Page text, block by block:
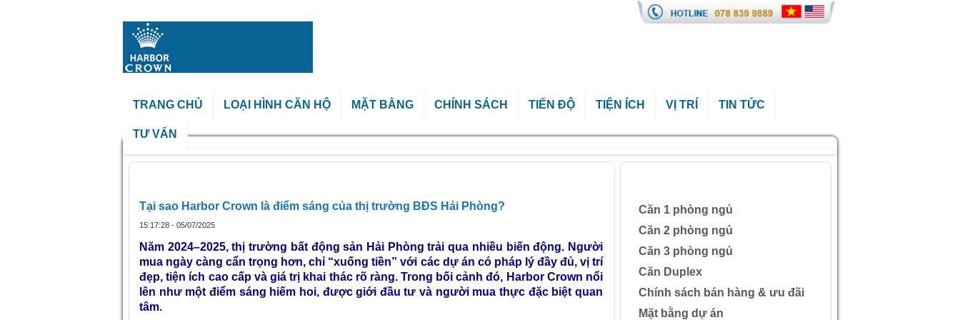
TRANG CHỦ LOẠI HÌNH CĂN HỘ MẶT BẰNG CHÍNH SÁCH TIẾN ĐỘ TIỆN ÍCH VỊ TRÍ TIN TỨC
TƯ VẤN
Tại sao Harbor Crown là điểm sáng của thị trường BĐS Hải Phòng?
15:17:28 - 05/07/2025
Năm 2024–2025, thị trường bất động sản Hải Phòng trải qua nhiều biến động. Người
mua ngày càng cẩn trọng hơn, chỉ “xuống tiền” với các dự án có pháp lý đầy đủ, vị trí
đẹp, tiện ích cao cấp và giá trị khai thác rõ ràng. Trong bối cảnh đó, Harbor Crown nổi
lên như một điểm sáng hiếm hoi, được giới đầu tư và người mua thực đặc biệt quan
tâm.
Căn 1 phòng ngủ
Căn 2 phòng ngủ
Căn 3 phòng ngủ
Căn Duplex
Chính sách bán hàng & ưu đãi
Mặt bằng dự án